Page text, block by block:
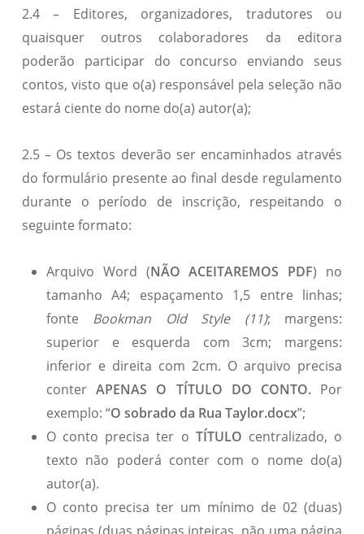
2.4 – Editores, organizadores, tradutores ou
quaisquer outros colaboradores da editora
poderão participar do concurso enviando seus
contos, visto que o(a) responsável pela seleção não
estará ciente do nome do(a) autor(a);
2.5 – Os textos deverão ser encaminhados através
do formulário presente ao final desde regulamento
durante o período de inscrição, respeitando o
seguinte formato:
Arquivo Word (NÃO ACEITAREMOS PDF) no
tamanho A4; espaçamento 1,5 entre linhas;
fonte Bookman Old Style (11); margens:
superior e esquerda com 3cm; margens:
inferior e direita com 2cm. O arquivo precisa
conterAPENAS O TÍTULO DO CONTO. Por
exemplo: “O sobrado da Rua Taylor.docx”;
O conto precisa ter o TÍTULO centralizado, o
texto não poderá conter com o nome do(a)
autor(a).
O conto precisa ter um mínimo de 02 (duas)